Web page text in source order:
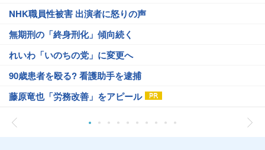
NHK職員性被害 出演者に怒りの声
無期刑の「終身刑化」傾向続く
れいわ「いのちの党」に変更へ
90歳患者を殴る? 看護助手を逮捕
藤原竜也「労務改善」をアピール